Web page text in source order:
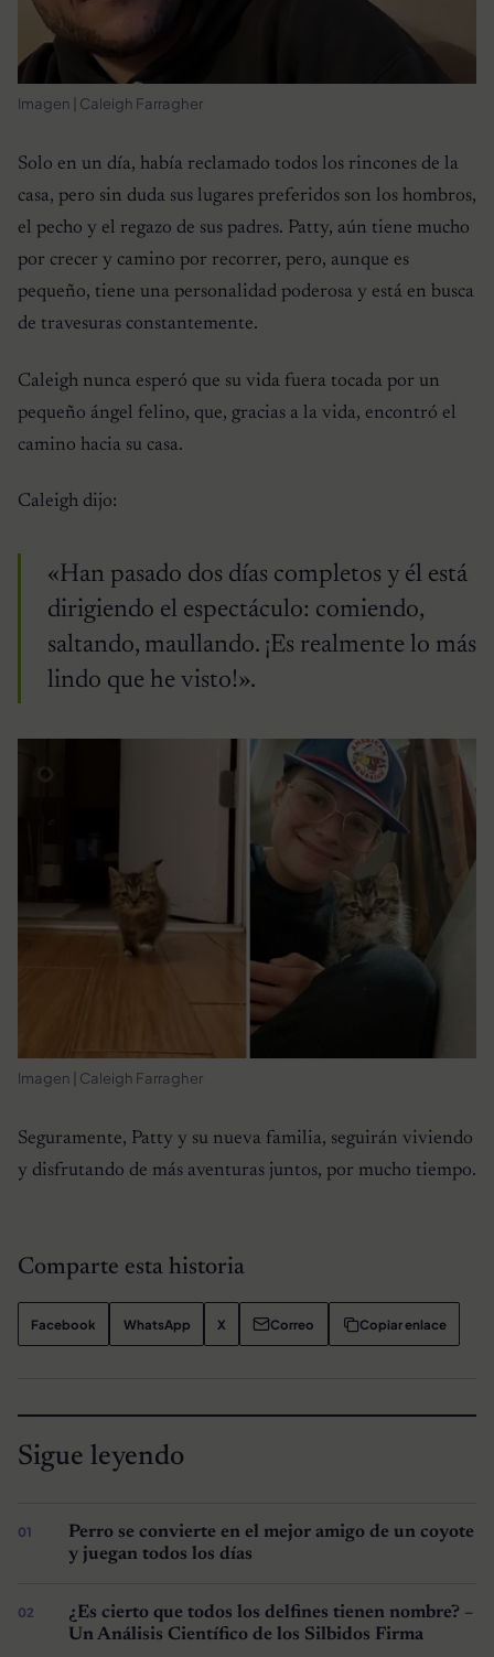
Imagen | Caleigh Farragher
Solo en un día, había reclamado todos los rincones de la
casa, pero sin duda sus lugares preferidos son los hombros,
el pecho y el regazo de sus padres. Patty, aún tiene mucho
por crecer y camino por recorrer, pero, aunque es
pequeño, tiene una personalidad poderosa y está en busca
de travesuras constantemente.
Caleigh nunca esperó que su vida fuera tocada por un
pequeño ángel felino, que, gracias a la vida, encontró el
camino hacia su casa.
Caleigh dijo:
«Han pasado dos días completos y él está
dirigiendo el espectáculo: comiendo,
saltando, maullando. ¡Es realmente lo más
lindo que he visto!».
Imagen | Caleigh Farragher
Seguramente, Patty y su nueva familia, seguirán viviendo
y disfrutando de más aventuras juntos, por mucho tiempo.
Comparte esta historia
Facebook WhatsApp X Correo Copiar enlace
Sigue leyendo
Perro se convierte en el mejor amigo de un coyote
y juegan todos los días
¿Es cierto que todos los delfines tienen nombre? –
Un Análisis Científico de los Silbidos Firma